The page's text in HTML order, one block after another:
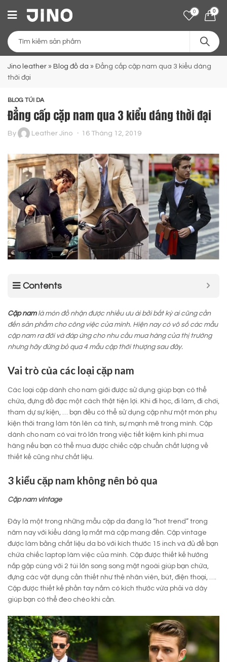
0 0
Jino leather » Blog đồ da » Đẳng cấp cặp nam qua 3 kiểu dáng
thời đại
BLOG TÚI DA
Đẳng cấp cặp nam qua 3 kiểu dáng thời đại
By Leather Jino 16 Tháng 12, 2019
Contents
Cặp namlà món đồ nhận được nhiều ưu ái bởi bất kỳ ai cũng cần
đến sản phẩm cho công việc của mình. Hiện nay có vô số các mẫu
cặp nam ra đời và đáp ứng cho nhu cầu mua hàng của thị trường
nhưng hãy đừng bỏ qua 4 mẫu cặp thời thượng sau đây.
Vai trò của các loại cặp nam
Các loại cặp dành cho nam giới được sử dụng giúp bạn có thể
chứa, đựng đồ đạc một cách thật tiện lợi. Khi đi học, đi làm, đi chơi,
tham dự sự kiện, … bạn đều có thể sử dụng cặp như một món phụ
kiện thời trang làm tôn lên cá tính, sự mạnh mẽ trong mình. Cặp
dành cho nam có vai trò lớn trong việc tiết kiệm kinh phí mua
hàng nếu bạn có thể mua được chiếc cặp chuẩn chất lượng về
thiết kế cũng như chất liệu.
3 kiểu cặp nam không nên bỏ qua
Cặp nam vintage
Đây là một trong những mẫu cặp da đang là “hot trend” trong
năm nay với kiểu dáng lạ mắt mà cặp mang đến. Cặp vintage
được làm bằng chất liệu da bò với kích thước 15 inch và đủ để bạn
chứa chiếc laptop làm việc của mình. Cặp được thiết kế hướng
nắp gập cùng với 2 túi lớn song song mặt ngoài giúp bạn chứa,
đựng các vật dụng cần thiết như thẻ nhân viên, bút, điện thoại, ….
Cặp được thiết kế phần tay nắm có kích thước vừa phải và dây
giúp bạn có thể đeo chéo khi cần.